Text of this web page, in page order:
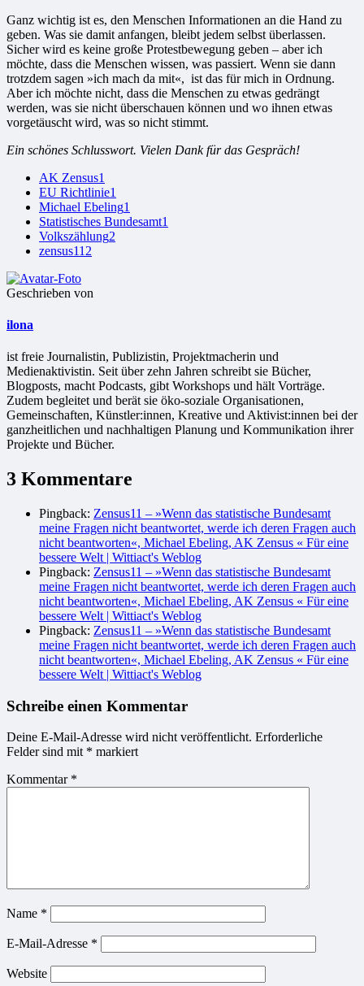
Ganz wichtig ist es, den Menschen Informationen an die Hand zu
geben. Was sie damit anfangen, bleibt jedem selbst überlassen.
Sicher wird es keine große Protestbewegung geben – aber ich
möchte, dass die Menschen wissen, was passiert. Wenn sie dann
trotzdem sagen »ich mach da mit«, ist das für mich in Ordnung.
Aber ich möchte nicht, dass die Menschen zu etwas gedrängt
werden, was sie nicht überschauen können und wo ihnen etwas
vorgetäuscht wird, was so nicht stimmt.
Ein schönes Schlusswort. Vielen Dank für das Gespräch!
AK Zensus1
EU Richtlinie1
Michael Ebeling1
Statistisches Bundesamt1
Volkszählung2
zensus11 2
Geschrieben von
ilona
ist freie Jour­na­lis­tin, Publizistin, Projekt­ma­che­rin und
Medienaktivistin. Seit über zehn Jahren schreibt sie Bücher,
Blogposts, macht Podcasts, gibt Workshops und hält Vorträge.
Zudem begleitet und berät sie öko-soziale Organisationen,
Gemeinschaften, Künstler:innen, Kreative und Aktivist:innen bei der
ganzheitlichen und nachhaltigen Planung und Kommunikation ihrer
Projekte und Bücher.
3 Kommentare
Pingback: Zensus11 – »Wenn das statistische Bundesamt
meine Fragen nicht beantwortet, werde ich deren Fragen auch
nicht beantworten«, Michael Ebeling, AK Zensus « Für eine
bessere Welt | Wittiact's Weblog
Pingback: Zensus11 – »Wenn das statistische Bundesamt
meine Fragen nicht beantwortet, werde ich deren Fragen auch
nicht beantworten«, Michael Ebeling, AK Zensus « Für eine
bessere Welt | Wittiact's Weblog
Pingback: Zensus11 – »Wenn das statistische Bundesamt
meine Fragen nicht beantwortet, werde ich deren Fragen auch
nicht beantworten«, Michael Ebeling, AK Zensus « Für eine
bessere Welt | Wittiact's Weblog
Schreibe einen Kommentar
Deine E-Mail-Adresse wird nicht veröffentlicht. Erforderliche
Felder sind mit * markiert
Kommentar *
Name *
E-Mail-Adresse *
Website